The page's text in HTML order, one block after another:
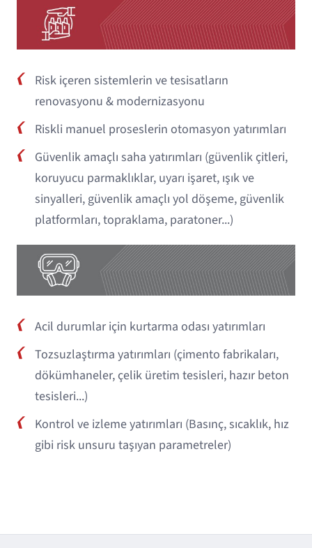
Risk içeren sistemlerin ve tesisatların
renovasyonu & modernizasyonu
Riskli manuel proseslerin otomasyon yatırımları
Güvenlik amaçlı saha yatırımları (güvenlik çitleri,
koruyucu parmaklıklar, uyarı işaret, ışık ve
sinyalleri, güvenlik amaçlı yol döşeme, güvenlik
platformları, topraklama, paratoner...)
Acil durumlar için kurtarma odası yatırımları
Tozsuzlaştırma yatırımları (çimento fabrikaları,
dökümhaneler, çelik üretim tesisleri, hazır beton
tesisleri...)
Kontrol ve izleme yatırımları (Basınç, sıcaklık, hız
gibi risk unsuru taşıyan parametreler)